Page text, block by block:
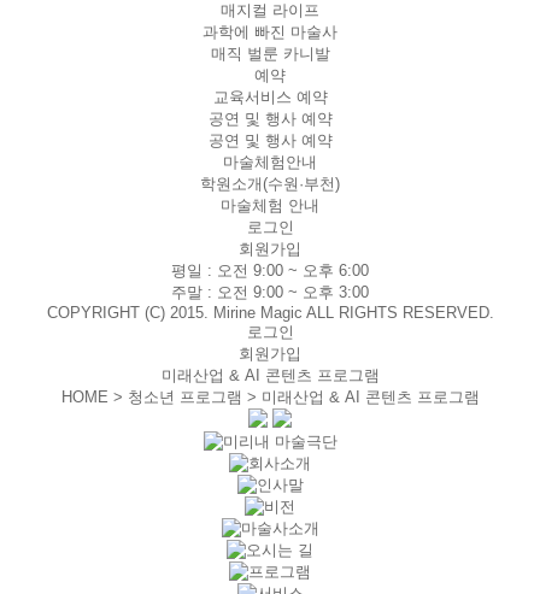
매지컬 라이프
과학에 빠진 마술사
매직 벌룬 카니발
예약
교육서비스 예약
공연 및 행사 예약
공연 및 행사 예약
마술체험안내
학원소개(수원·부천)
마술체험 안내
로그인
회원가입
평일 : 오전 9:00 ~ 오후 6:00
주말 : 오전 9:00 ~ 오후 3:00
COPYRIGHT (C) 2015. Mirine Magic ALL RIGHTS RESERVED.
로그인
회원가입
미래산업 & AI 콘텐츠 프로그램
HOME > 청소년 프로그램 > 미래산업 & AI 콘텐츠 프로그램